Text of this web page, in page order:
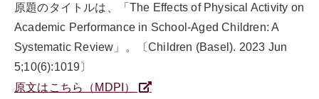
原題のタイトルは、「The Effects of Physical Activity on
Academic Performance in School-Aged Children: A
Systematic Review」。〔Children (Basel). 2023 Jun
5;10(6):1019〕
原文はこちら（MDPI）